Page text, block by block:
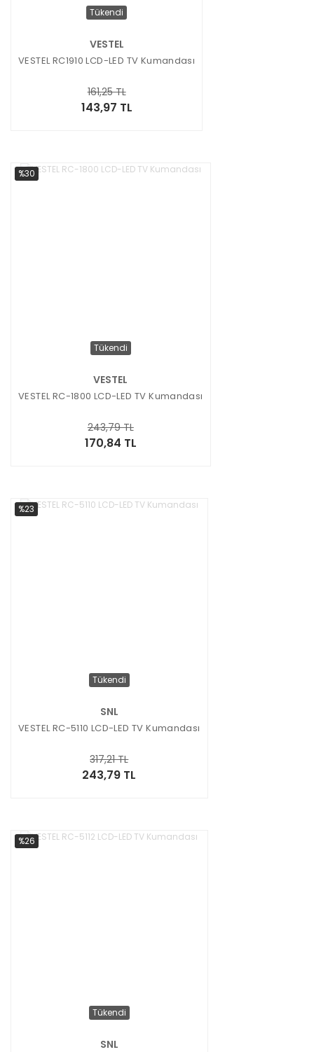
Tükendi
VESTEL
VESTEL RC1910 LCD-LED TV Kumandası
143,97 TL
161,25 TL
%30
Tükendi
VESTEL
VESTEL RC-1800 LCD-LED TV Kumandası
170,84 TL
243,79 TL
%23
Tükendi
SNL
VESTEL RC-5110 LCD-LED TV Kumandası
243,79 TL
317,21 TL
%26
Tükendi
SNL